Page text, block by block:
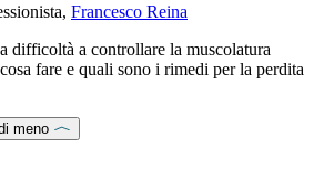
Francesco Reina
difficoltà a controllare la muscolatura
fare e quali sono i rimedi per la perdita
meno